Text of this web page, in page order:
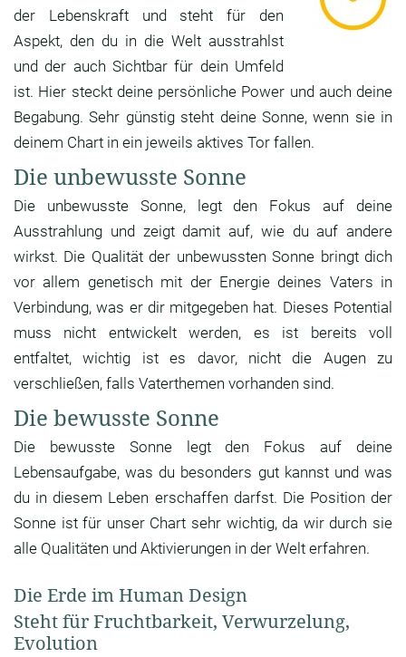
der Lebenskraft und steht für den
Aspekt, den du in die Welt ausstrahlst
und der auch Sichtbar für dein Umfeld
ist. Hier steckt deine persönliche Power und auch deine
Begabung. Sehr günstig steht deine Sonne, wenn sie in
deinem Chart in ein jeweils aktives Tor fallen.
Die unbewusste Sonne
Die unbewusste Sonne, legt den Fokus auf deine
Ausstrahlung und zeigt damit auf, wie du auf andere
wirkst. Die Qualität der unbewussten Sonne bringt dich
vor allem genetisch mit der Energie deines Vaters in
Verbindung, was er dir mitgegeben hat. Dieses Potential
muss nicht entwickelt werden, es ist bereits voll
entfaltet, wichtig ist es davor, nicht die Augen zu
verschließen, falls Vaterthemen vorhanden sind.
Die bewusste Sonne
Die bewusste Sonne legt den Fokus auf deine
Lebensaufgabe, was du besonders gut kannst und was
du in diesem Leben erschaffen darfst. Die Position der
Sonne ist für unser Chart sehr wichtig, da wir durch sie
alle Qualitäten und Aktivierungen in der Welt erfahren.
Die Erde im Human Design
Steht für Fruchtbarkeit, Verwurzelung,
Evolution